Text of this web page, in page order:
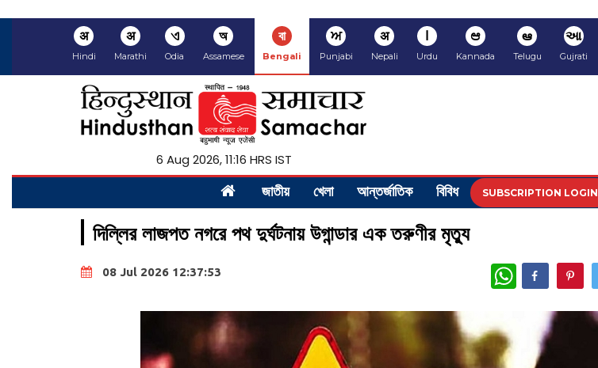
अ
Hindi
अ
Marathi
ଏ
Odia
অ
Assamese
বা
Bengali
ਅ
Punjabi
अ
Nepali
ا
Urdu
ಆ
Kannada
ఆ
Telugu
આ
Gujrati
6 Aug 2026, 11:16 HRS IST
জাতীয় খেলা আন্তর্জাতিক বিবিধ SUBSCRIPTION LOGIN
দিল্লির লাজপত নগরে পথ দুর্ঘটনায় উগান্ডার এক তরুণীর মৃত্যু
08 Jul 2026 12:37:53 WhatsApp